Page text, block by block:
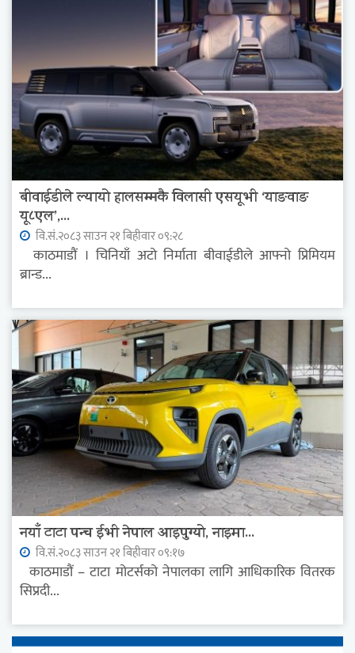
बीवाईडीले ल्यायो हालसम्मकै विलासी एसयूभी ‘याङवाङ
यू८एल’,...
वि.सं.२०८३ साउन २१ बिहीवार ०९:२८
काठमाडौं । चिनियाँ अटो निर्माता बीवाईडीले आफ्नो प्रिमियम
ब्रान्ड...
नयाँ टाटा पन्च ईभी नेपाल आइपुग्यो, नाइमा...
वि.सं.२०८३ साउन २१ बिहीवार ०९:१७
काठमाडौं – टाटा मोटर्सको नेपालका लागि आधिकारिक वितरक
सिप्रदी...